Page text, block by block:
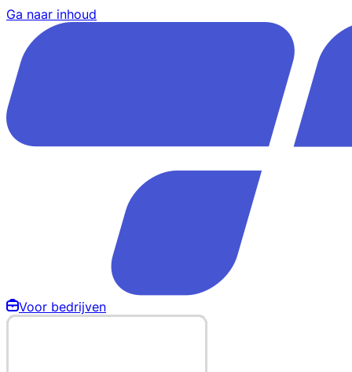
Ga naar inhoud
Voor bedrijven